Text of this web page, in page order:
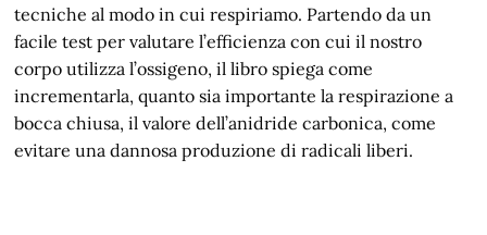
tecniche al modo in cui respiriamo. Partendo da un
facile test per valutare l’efficienza con cui il nostro
corpo utilizza l’ossigeno, il libro spiega come
incrementarla, quanto sia importante la respirazione a
bocca chiusa, il valore dell’anidride carbonica, come
evitare una dannosa produzione di radicali liberi.